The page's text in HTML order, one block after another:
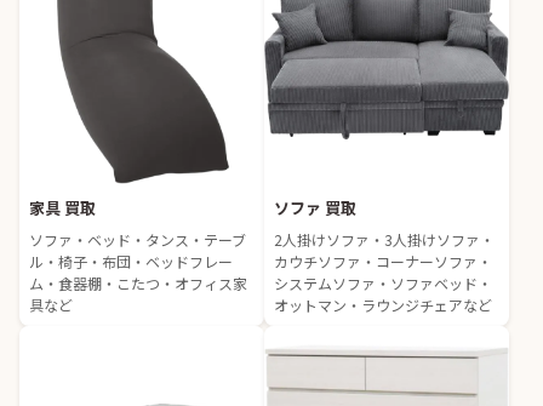
家具 買取
ソファ・ベッド・タンス・テーブ
ル・椅子・布団・ベッドフレー
ム・食器棚・こたつ・オフィス家
具など
ソファ 買取
2人掛けソファ・3人掛けソファ・
カウチソファ・コーナーソファ・
システムソファ・ソファベッド・
オットマン・ラウンジチェアなど